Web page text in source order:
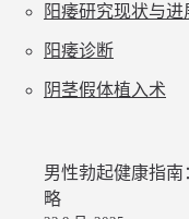
阳痿研究现状与进
阳痿诊断
阴茎假体植入术
男性勃起健康指
略